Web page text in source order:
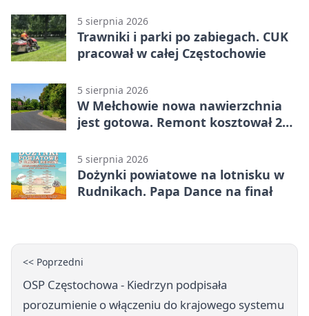
5 sierpnia 2026
Trawniki i parki po zabiegach. CUK
pracował w całej Częstochowie
5 sierpnia 2026
W Mełchowie nowa nawierzchnia
jest gotowa. Remont kosztował 222
5 sierpnia 2026
Dożynki powiatowe na lotnisku w
Rudnikach. Papa Dance na finał
<< Poprzedni
OSP Częstochowa - Kiedrzyn podpisała
porozumienie o włączeniu do krajowego systemu